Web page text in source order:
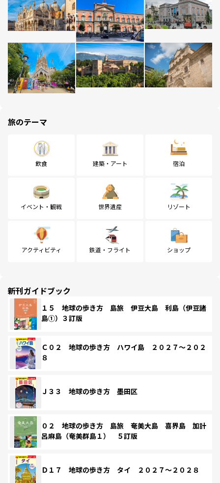
旅のテーマ
飲食 建築・アート 宿泊
イベント・観戦 世界遺産 リゾート
アクティビティ 鉄道・フライト ショップ
新刊ガイドブック
１５ 地球の歩き方 島旅 伊豆大島 利島（伊豆諸
島①）３訂版
Ｃ０２ 地球の歩き方 ハワイ島 ２０２７～２０２
８
Ｊ３３ 地球の歩き方 墨田区
０２ 地球の歩き方 島旅 奄美大島 喜界島 加計
呂麻島（奄美群島１） ５訂版
Ｄ１７ 地球の歩き方 タイ ２０２７～２０２８